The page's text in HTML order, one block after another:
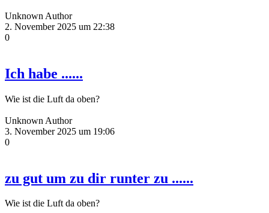
Unknown Author
2. November 2025 um 22:38
0
Ich habe ......
Wie ist die Luft da oben?
Unknown Author
3. November 2025 um 19:06
0
zu gut um zu dir runter zu ......
Wie ist die Luft da oben?